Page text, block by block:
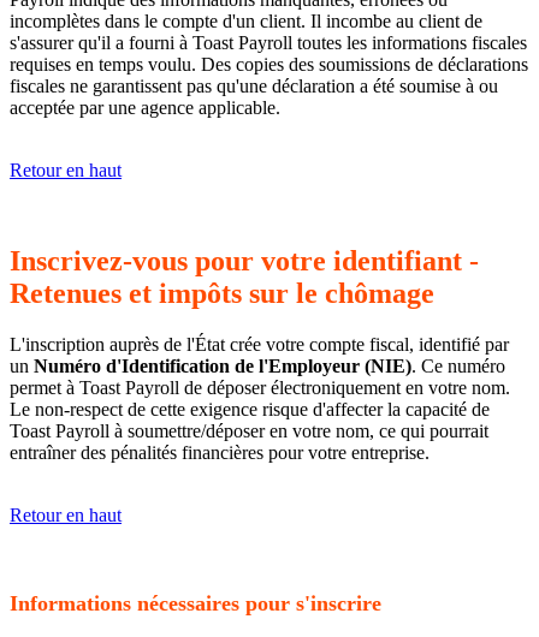
incomplètes dans le compte d'un client. Il incombe au client de
s'assurer qu'il a fourni à Toast Payroll toutes les informations fiscales
requises en temps voulu. Des copies des soumissions de déclarations
fiscales ne garantissent pas qu'une déclaration a été soumise à ou
acceptée par une agence applicable.
Retour en haut
Inscrivez-vous pour votre identifiant -
Retenues et impôts sur le chômage
L'inscription auprès de l'État crée votre compte fiscal, identifié par
un Numéro d'Identification de l'Employeur (NIE). Ce numéro
permet à Toast Payroll de déposer électroniquement en votre nom.
Le non-respect de cette exigence risque d'affecter la capacité de
Toast Payroll à soumettre/déposer en votre nom, ce qui pourrait
entraîner des pénalités financières pour votre entreprise.
Retour en haut
Informations nécessaires pour s'inscrire